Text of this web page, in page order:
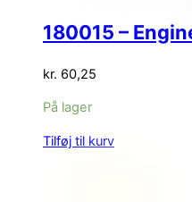
180015 –
kr. 60,25
På lager
Tilføj til kurv